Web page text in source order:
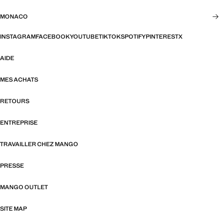
MONACO
INSTAGRAMFACEBOOKYOUTUBETIKTOKSPOTIFYPINTERESTX
AIDE
MES ACHATS
RETOURS
ENTREPRISE
TRAVAILLER CHEZ MANGO
PRESSE
MANGO OUTLET
SITE MAP